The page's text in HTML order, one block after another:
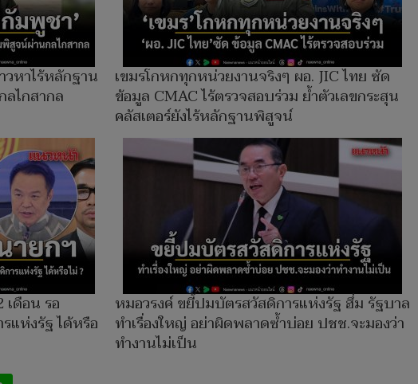
หาไร้หลักฐาน
ไกสากล
เขมรโกหกทุกหน่วยงานจริงๆ ผอ. JIC ไทย ซัด
ข้อมูล CMAC ไร้ตรวจสอบร่วม ย้ำตัวเลขกระสุน
คลัสเตอร์ยังไร้หลักฐานพิสูจน์
ดือน รอ
แห่งรัฐ ได้หรือ
หมอวรงค์ ขยี้ปมบัตรสวัสดิการแห่งรัฐ ฮึ่ม รัฐบาล
ทำเรื่องใหญ่ อย่าผิดพลาดซ้ำบ่อย ปชช.จะมองว่า
ทำงานไม่เป็น